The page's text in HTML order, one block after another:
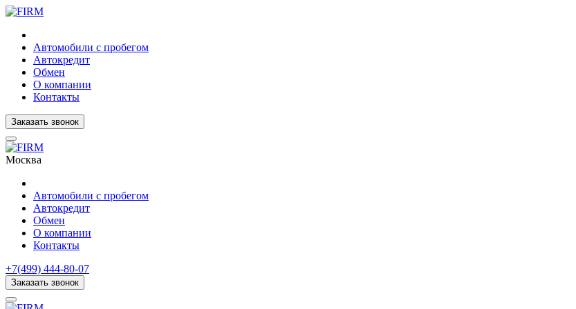
Автомобили с пробегом
Автокредит
Обмен
О компании
Контакты
Заказать звонок
Москва
Автомобили с пробегом
Автокредит
Обмен
О компании
Контакты
+7(499) 444-80-07
Заказать звонок